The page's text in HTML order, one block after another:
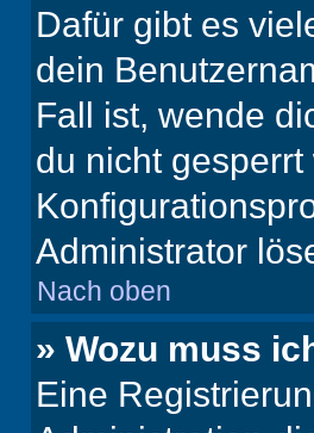
Dafür gibt es
dein
Fall ist, wende
du nicht
Administrator
Nach oben
» Wozu muss
Eine